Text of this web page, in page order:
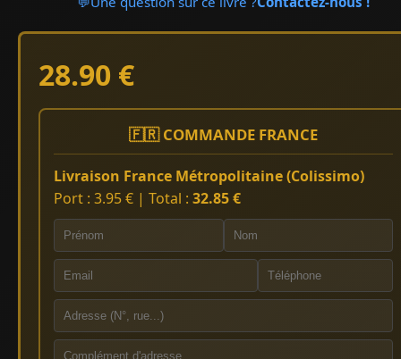
28.90 €
🇫🇷 COMMANDE FRANCE
Livraison France Métropolitaine (Colissimo)
Port : 3.95 € | Total : 32.85 €